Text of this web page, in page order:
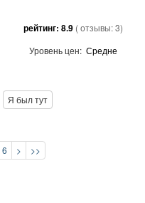
рейтинг: 8.9 ( отзывы:3)
Уровень цен: Средне
Я был тут
6 > >>